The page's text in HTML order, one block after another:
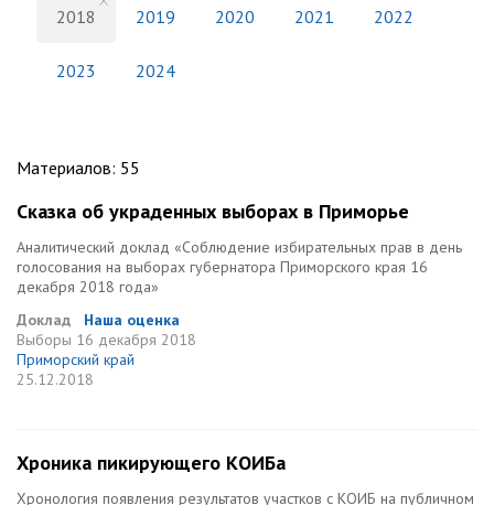
2018 2019 2020 2021 2022
2023 2024
Материалов: 55
Сказка об украденных выборах в Приморье
Аналитический доклад «Соблюдение избирательных прав в день
голосования на выборах губернатора Приморского края 16
декабря 2018 года»
Доклад
Наша оценка
Выборы 16 декабря 2018
Приморский край
25.12.2018
Хроника пикирующего КОИБа
Хронология появления результатов участков с КОИБ на публичном